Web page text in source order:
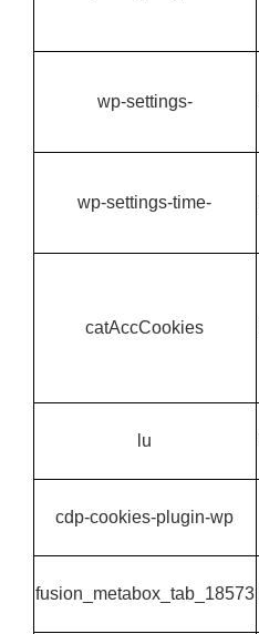
wp-settings-
wp-settings-time-
catAccCookies
lu
cdp-cookies-plugin-wp
fusion_metabox_tab_18573